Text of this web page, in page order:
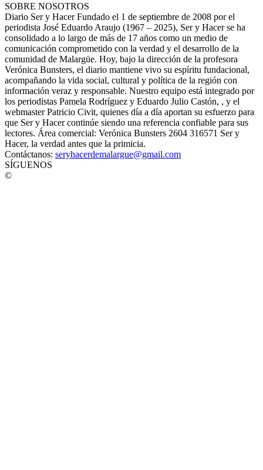
SOBRE NOSOTROS
Diario Ser y Hacer Fundado el 1 de septiembre de 2008 por el
periodista José Eduardo Araujo (1967 – 2025), Ser y Hacer se ha
consolidado a lo largo de más de 17 años como un medio de
comunicación comprometido con la verdad y el desarrollo de la
comunidad de Malargüe. Hoy, bajo la dirección de la profesora
Verónica Bunsters, el diario mantiene vivo su espíritu fundacional,
acompañando la vida social, cultural y política de la región con
información veraz y responsable. Nuestro equipo está integrado por
los periodistas Pamela Rodríguez y Eduardo Julio Castón, , y el
webmaster Patricio Civit, quienes día a día aportan su esfuerzo para
que Ser y Hacer continúe siendo una referencia confiable para sus
lectores. Área comercial: Verónica Bunsters 2604 316571 Ser y
Hacer, la verdad antes que la primicia.
Contáctanos: seryhacerdemalargue@gmail.com
SÍGUENOS
©